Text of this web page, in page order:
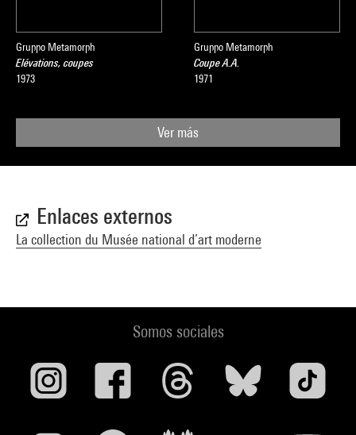
Gruppo Metamorph
Elévations, coupes
1973
Gruppo Metamorph
Coupe A.A.
1971
Ver más
Enlaces externos
La collection du Musée national d’art moderne
Somos sociales